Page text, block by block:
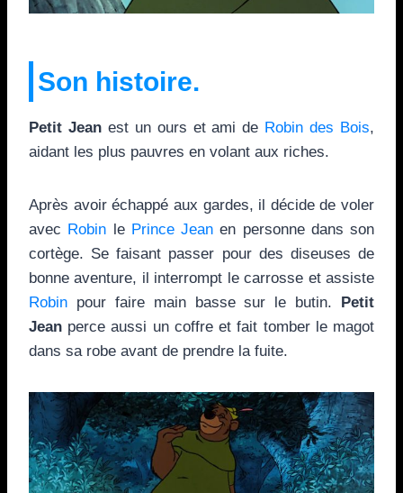
Son histoire.
Petit Jeanest un ours et ami de Robin des Bois,
aidant les plus pauvres en volant aux riches.
Après avoir échappé aux gardes, il décide de voler
avec Robin le Prince Jean en personne dans son
cortège. Se faisant passer pour des diseuses de
bonne aventure, il interrompt le carrosse et assiste
Robin pour faire main basse sur le butin.
Petit
Jean perce aussi un coffre et fait tomber le magot
dans sa robe avant de prendre la fuite.